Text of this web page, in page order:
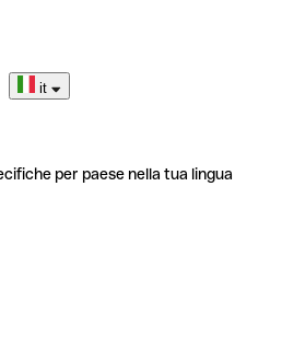
it
per paese nella tua lingua